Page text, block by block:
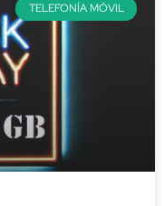
TELEFONÍA MÓVIL